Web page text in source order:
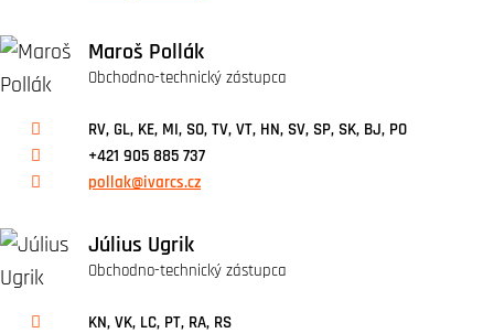
Maroš Pollák
Obchodno-technický zástupca
RV, GL, KE, MI, SO, TV, VT, HN, SV, SP, SK, BJ, PO
+421 905 885 737
pollak@ivarcs.cz
Július Ugrik
Obchodno-technický zástupca
KN, VK, LC, PT, RA, RS